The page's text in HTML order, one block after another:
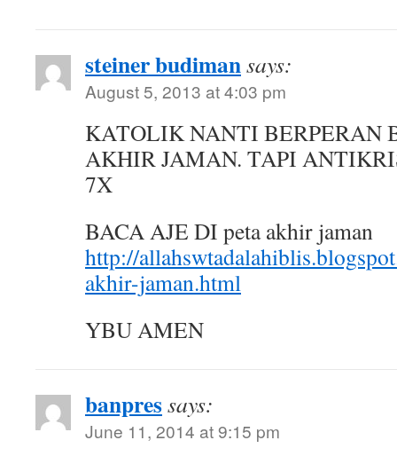
steiner budimansays:
August 5, 2013 at 4:03 pm
KATOLIK NANTI BERPERAN
AKHIR JAMAN. TAPI
7X
BACA AJE DI peta akhir jaman
http://
akhir-jaman.html
YBU AMEN
banpressays:
June 11, 2014 at 9:15 pm